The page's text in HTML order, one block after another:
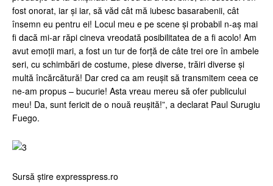
fost onorat, iar și iar, să văd cât mă iubesc basarabenii, cât
însemn eu pentru ei! Locul meu e pe scene și probabil n-aș mai
fi dacă mi-ar răpi cineva vreodată posibilitatea de a fi acolo! Am
avut emoții mari, a fost un tur de forță de câte trei ore în ambele
seri, cu schimbări de costume, piese diverse, trăiri diverse și
multă încărcătură! Dar cred ca am reușit să transmitem ceea ce
ne-am propus – bucurie! Asta vreau mereu să ofer publicului
meu! Da, sunt fericit de o nouă reușită!”, a declarat Paul Surugiu
Fuego.
Sursă știre expresspress.ro